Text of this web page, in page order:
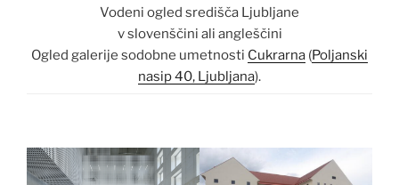
Vodeni ogled središča Ljubljane
v slovenščini ali angleščini
Ogled galerije sodobne umetnosti Cukrarna (Poljanski
nasip 40, Ljubljana).